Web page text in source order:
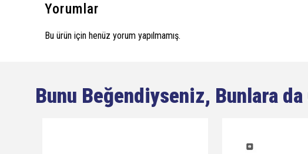
Yorumlar
Bu ürün için henüz yorum yapılmamış.
Bunu Beğendiyseniz, Bunlara da